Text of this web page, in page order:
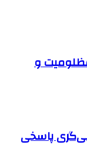
و
پاسخی